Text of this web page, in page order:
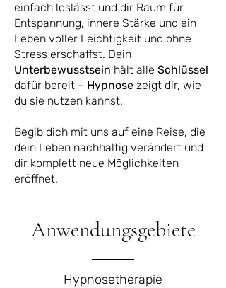
einfach loslässt und dir Raum für
Entspannung, innere Stärke und ein
Leben voller Leichtigkeit und ohne
Stress erschaffst. Dein
Unterbewusstsein hält alle Schlüssel
dafür bereit – Hypnose zeigt dir, wie
du sie nutzen kannst.
Begib dich mit uns auf eine Reise, die
dein Leben nachhaltig verändert und
dir komplett neue Möglichkeiten
eröffnet.
Anwendungsgebiete
Hypnosetherapie